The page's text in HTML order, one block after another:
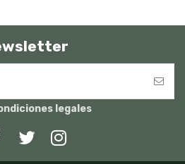
legales